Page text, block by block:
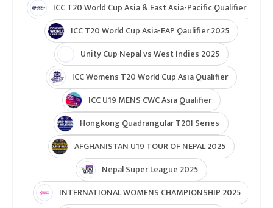
ICC T20 World Cup Asia & East Asia-Pacific Qualifier
ICC T20 World Cup Asia-EAP Qaulifier 2025
Unity Cup Nepal vs West Indies 2025
ICC Womens T20 World Cup Asia Qualifier
ICC U19 MENS CWC Asia Qualifier
Hongkong Quadrangular T20I Series
AFGHANISTAN U19 TOUR OF NEPAL 2025
Nepal Super League 2025
INTERNATIONAL WOMENS CHAMPIONSHIP 2025